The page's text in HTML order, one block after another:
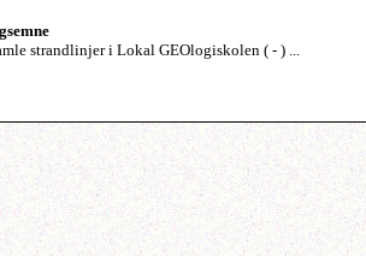
strandlinjer i Lokal GEOlogiskolen ( - ) ...